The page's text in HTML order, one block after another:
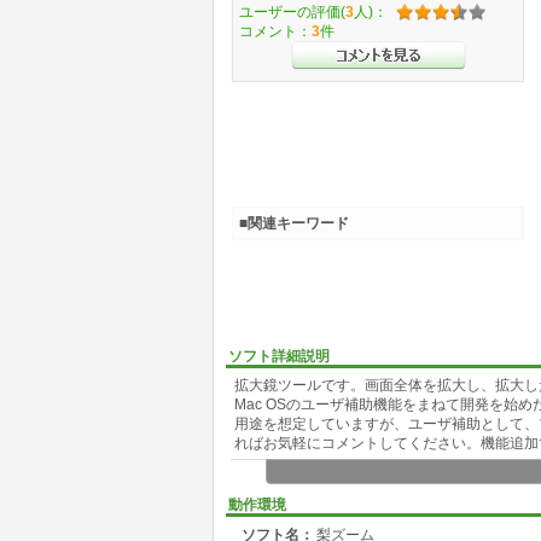
ソフト詳細説明
拡大鏡ツールです。画面全体を拡大し、拡大
Mac OSのユーザ補助機能をまねて開発を始
用途を想定していますが、ユーザ補助として
ればお気軽にコメントしてください。機能追
動作環境
ソフト名： 梨ズーム
ユーザーの評価(3 人)：
コメント： 3件
■関連キーワード